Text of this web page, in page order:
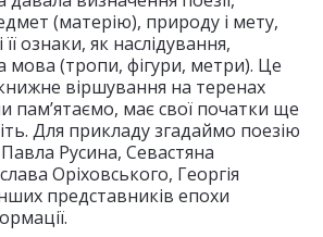
(матерію), природу і мету,
ознаки, як наслідування,
мова (тропи, фігури, метри). Це
віршування на теренах
пам’ятаємо, має свої початки ще
Для прикладу згадаймо поезію
Русина, Севастяна
Оріховського, Георгія
представників епохи